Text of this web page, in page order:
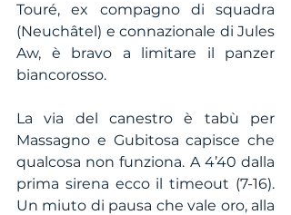
Touré, ex compagno di squadra
(Neuchâtel) e connazionale di Jules
Aw, è bravo a limitare il panzer
biancorosso.
La via del canestro è tabù per
Massagno e Gubitosa capisce che
qualcosa non funziona. A 4’40 dalla
prima sirena ecco il timeout (7-16).
Un miuto di pausa che vale oro, alla